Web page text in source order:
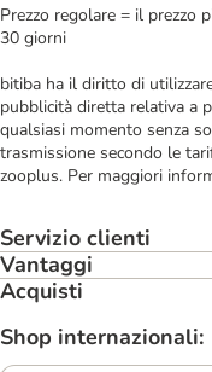
Prezzo regolare = il prezzo
30 giorni
bitiba ha il diritto di
pubblicità diretta relativa a
qualsiasi momento senza
trasmissione secondo le
zooplus. Per maggiori
Servizio clienti
Vantaggi
Acquisti
Shop internazionali: